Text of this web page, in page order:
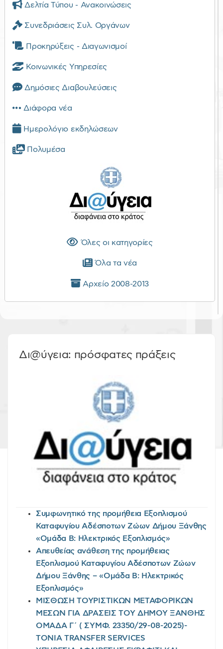
Δελτία Τύπου - Ανακοινώσεις
Συνεδριάσεις Συλ. Οργάνων
Προκηρύξεις - Διαγωνισμοί
Κοινωνικές Υπηρεσίες
Δημόσιες Διαβουλεύσεις
Διάφορα νέα
Ημερολόγιο εκδηλώσεων
Πολυμέσα
Όλες οι κατηγορίες
Όλα τα νέα
Αρχείο 2008-2013
Δι@ύγεια: πρόσφατες πράξεις
Συμφωνητικό της προμήθεια Εξοπλισμού
Καταφυγίου Αδέσποτων Ζώων Δήμου Ξάνθης
«Ομάδα Β: Ηλεκτρικός Εξοπλισμός»
Απευθείας ανάθεση της προμήθειας
Εξοπλισμού Καταφυγίου Αδέσποτων Ζώων
Δήμου Ξάνθης – «Ομάδα Β: Ηλεκτρικός
Εξοπλισμός»
ΜΙΣΘΩΣΗ ΤΟΥΡΙΣΤΙΚΩΝ ΜΕΤΑΦΟΡΙΚΩΝ
ΜΕΣΩΝ ΓΙΑ ΔΡΑΣΕΙΣ ΤΟΥ ΔΗΜΟΥ ΞΑΝΘΗΣ
ΟΜΑΔΑ Γ΄ ( ΣΥΜΦ. 23350/29-08-2025)-
TONIA TRANSFER SERVICES